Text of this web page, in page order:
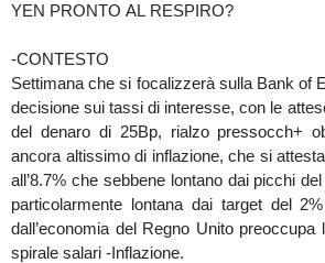
YEN PRONTO AL RESPIRO?
-CONTESTO
Settimana che si focalizzerà sulla Bank of
decisione sui tassi di interesse, con le
del denaro di 25Bp, rialzo pressocch+
ancora altissimo di inflazione, che si
all’8.7% che sebbene lontano dai picchi
particolarmente lontana dai target del
dall’economia del Regno Unito
spirale salari -Inflazione.